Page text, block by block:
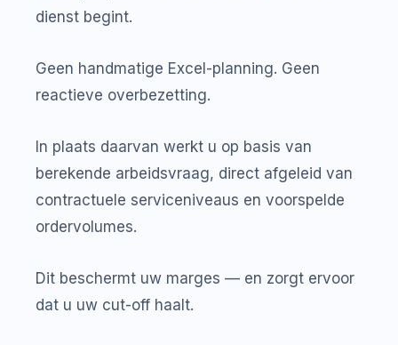
dienst begint.
Geen handmatige Excel-planning. Geen
reactieve overbezetting.
In plaats daarvan werkt u op basis van
berekende arbeidsvraag, direct afgeleid van
contractuele serviceniveaus en voorspelde
ordervolumes.
Dit beschermt uw marges — en zorgt ervoor
dat u uw cut-off haalt.